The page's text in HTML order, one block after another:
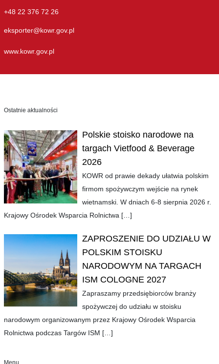
+48 22 376 72 26
eksporter@kowr.gov.pl
www.kowr.gov.pl
Ostatnie aktualności
Polskie stoisko narodowe na
targach Vietfood & Beverage
2026
KOWR od prawie dekady ułatwia polskim
firmom spożywczym wejście na rynek
wietnamski. W dniach 6-8 sierpnia 2026 r.
Krajowy Ośrodek Wsparcia Rolnictwa […]
ZAPROSZENIE DO UDZIAŁU W
POLSKIM STOISKU
NARODOWYM NA TARGACH
ISM COLOGNE 2027
Zapraszamy przedsiębiorców branży
spożywczej do udziału w stoisku
narodowym organizowanym przez Krajowy Ośrodek Wsparcia
Rolnictwa podczas Targów ISM […]
Menu